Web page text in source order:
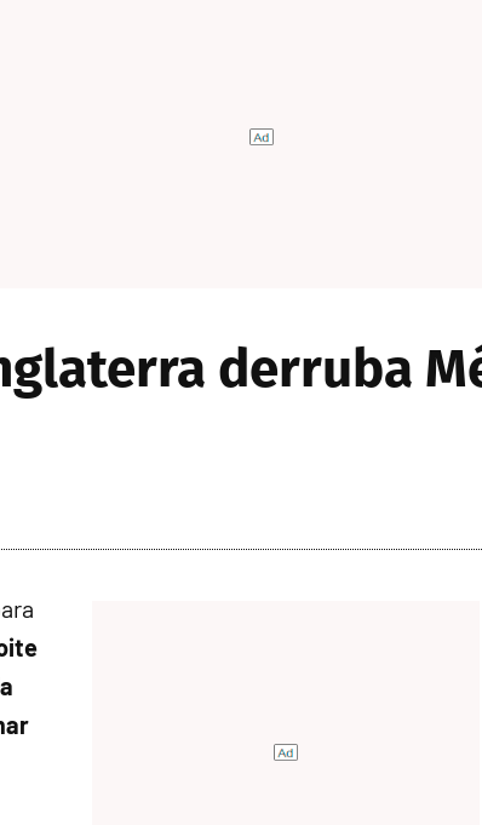
derruba